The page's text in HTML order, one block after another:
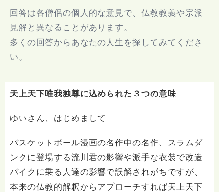
回答は各僧侶の個人的な意見で、仏教教義や宗派
見解と異なることがあります。
多くの回答からあなたの人生を探してみてくださ
い。
天上天下唯我独尊に込められた３つの意味
ゆいさん、はじめまして
バスケットボール漫画の名作中の名作、スラムダ
ンクに登場する流川君の影響や派手な衣装で改造
バイクに乗る人達の影響で誤解されがちですが、
本来の仏教的解釈からアプローチすれば天上天下